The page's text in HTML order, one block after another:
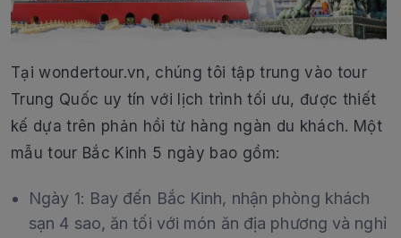
Tại wondertour.vn, chúng tôi tập trung vào tour
Trung Quốc uy tín với lịch trình tối ưu, được thiết
kế dựa trên phản hồi từ hàng ngàn du khách. Một
mẫu tour Bắc Kinh 5 ngày bao gồm:
Ngày 1: Bay đến Bắc Kinh, nhận phòng khách
sạn 4 sao, ăn tối với món ăn địa phương và nghỉ